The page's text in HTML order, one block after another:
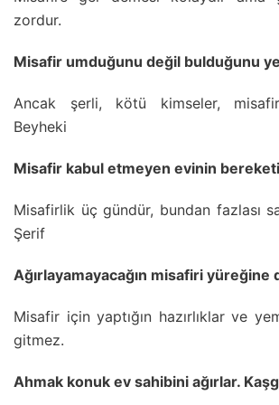
zordur.
Misafir umduğunu değil bulduğunu
Ancak şerli, kötü kimseler,
Beyheki
Misafir kabul etmeyen evinin
Misafirlik üç gündür, bundan fazlası
Şerif
Ağırlayamayacağın misafiri yüreğine
Misafir için yaptığın hazırlıklar ve
gitmez.
Ahmak konuk ev sahibini ağırlar.